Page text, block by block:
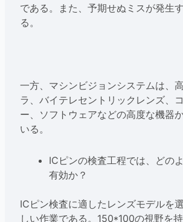
である。また、予期せぬミスが発生
る。
一方、マシンビジョンシステムは、
ラ、バイテレセントリックレンズ、
ー、ソフトウェアなどの高度な機器
いる。
ICピンの検査工程では、どの
有効か？
ICピン検査に適したレンズモデルを
しい作業である。150*100の視野を